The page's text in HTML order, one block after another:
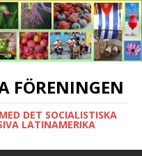
FÖRENINGEN
DET SOCIALISTISKA
LATINAMERIKA